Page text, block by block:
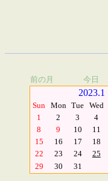
前の月 今日
2023.1
Sun Mon Tue Wed
1
2 3 4
8
9 10 11
15
16 17 18
22
23 24 25
29
30 31